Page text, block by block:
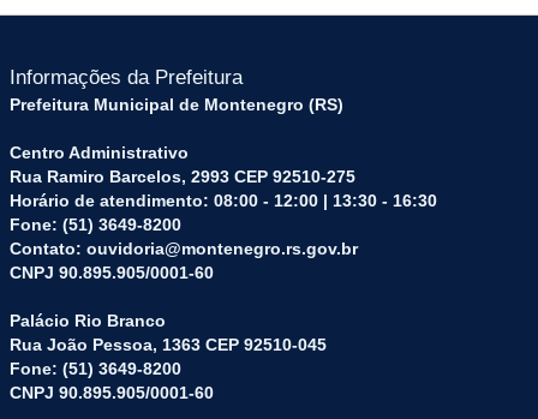
Informações da Prefeitura
Prefeitura Municipal de Montenegro (RS)
Centro Administrativo
Rua Ramiro Barcelos, 2993 CEP 92510-275
Horário de atendimento: 08:00 - 12:00 | 13:30 - 16:30
Fone: (51) 3649-8200
Contato: ouvidoria@montenegro.rs.gov.br
CNPJ 90.895.905/0001-60
Palácio Rio Branco
Rua João Pessoa, 1363 CEP 92510-045
Fone: (51) 3649-8200
CNPJ 90.895.905/0001-60